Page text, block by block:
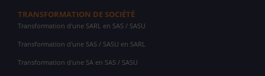
TRANSFORMATION DE SOCIÉTÉ
Transformation d'une SARL en SAS / SASU
Transformation d'une SAS / SASU en SARL
Transformation d'une SA en SAS / SASU